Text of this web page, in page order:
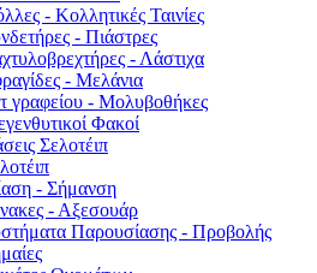
- Κολλητικές Ταινίες
- Πιάστρες
- Λάστιχα
- Μελάνια
γραφείου - Μολυβοθήκες
Φακοί
Σελοτέιπ
- Σήμανση
- Αξεσουάρ
Παρουσίασης - Προβολής